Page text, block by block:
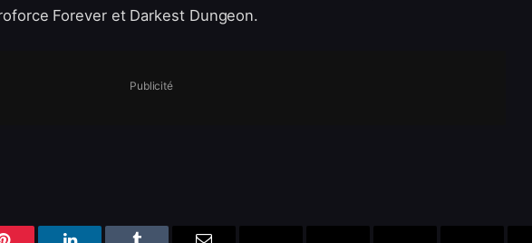
Forever et Darkest Dungeon.
Publicité